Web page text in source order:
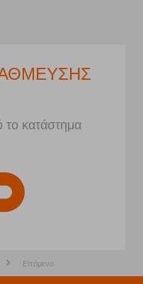
Επόμενο